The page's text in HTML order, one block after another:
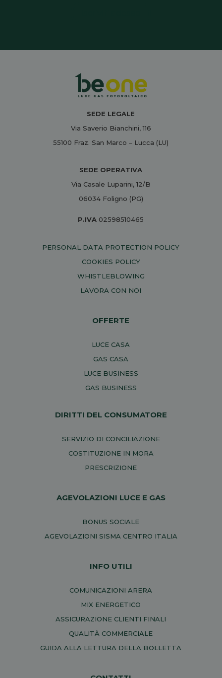
SEDE LEGALE
Via Saverio Bianchini, 116
55100 Fraz. San Marco – Lucca (LU)
SEDE OPERATIVA
Via Casale Luparini, 12/B
06034 Foligno (PG)
P.IVA 02598510465
PERSONAL DATA PROTECTION POLICY
COOKIES POLICY
WHISTLEBLOWING
LAVORA CON NOI
OFFERTE
LUCE CASA
GAS CASA
LUCE BUSINESS
GAS BUSINESS
DIRITTI DEL CONSUMATORE
SERVIZIO DI CONCILIAZIONE
COSTITUZIONE IN MORA
PRESCRIZIONE
AGEVOLAZIONI LUCE E GAS
BONUS SOCIALE
AGEVOLAZIONI SISMA CENTRO ITALIA
INFO UTILI
COMUNICAZIONI ARERA
MIX ENERGETICO
ASSICURAZIONE CLIENTI FINALI
QUALITÀ COMMERCIALE
GUIDA ALLA LETTURA DELLA BOLLETTA